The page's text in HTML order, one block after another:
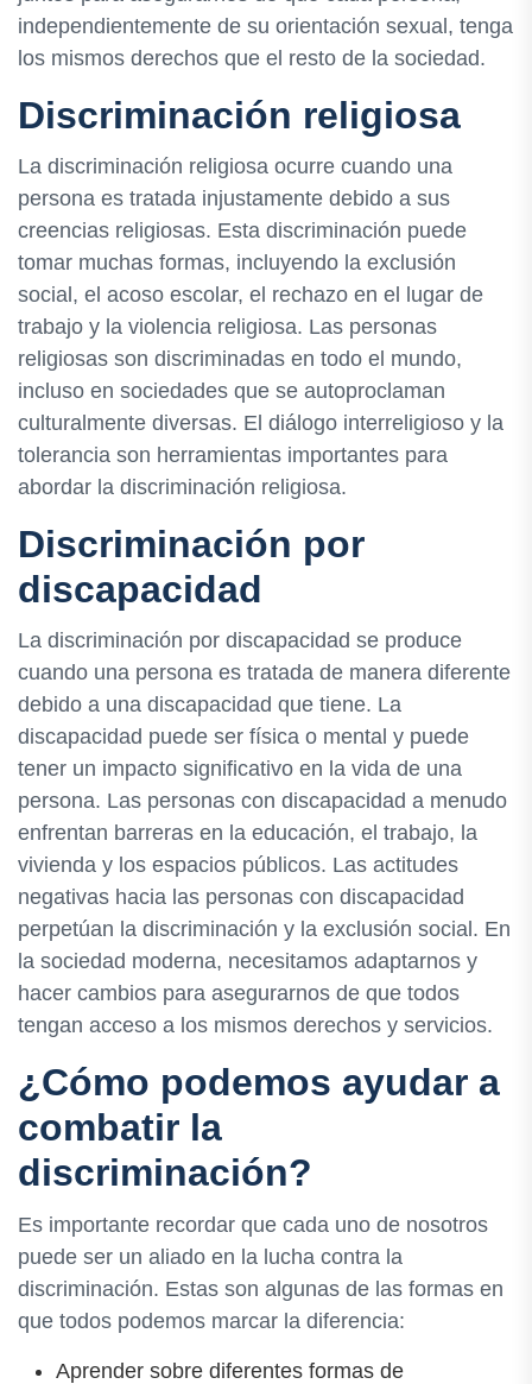
independientemente de su orientación sexual, tenga
los mismos derechos que el resto de la sociedad.
Discriminación religiosa
La discriminación religiosa ocurre cuando una
persona es tratada injustamente debido a sus
creencias religiosas. Esta discriminación puede
tomar muchas formas, incluyendo la exclusión
social, el acoso escolar, el rechazo en el lugar de
trabajo y la violencia religiosa. Las personas
religiosas son discriminadas en todo el mundo,
incluso en sociedades que se autoproclaman
culturalmente diversas. El diálogo interreligioso y la
tolerancia son herramientas importantes para
abordar la discriminación religiosa.
Discriminación por
discapacidad
La discriminación por discapacidad se produce
cuando una persona es tratada de manera diferente
debido a una discapacidad que tiene. La
discapacidad puede ser física o mental y puede
tener un impacto significativo en la vida de una
persona. Las personas con discapacidad a menudo
enfrentan barreras en la educación, el trabajo, la
vivienda y los espacios públicos. Las actitudes
negativas hacia las personas con discapacidad
perpetúan la discriminación y la exclusión social. En
la sociedad moderna, necesitamos adaptarnos y
hacer cambios para asegurarnos de que todos
tengan acceso a los mismos derechos y servicios.
¿Cómo podemos ayudar a
combatir la
discriminación?
Es importante recordar que cada uno de nosotros
puede ser un aliado en la lucha contra la
discriminación. Estas son algunas de las formas en
que todos podemos marcar la diferencia:
Aprender sobre diferentes formas de